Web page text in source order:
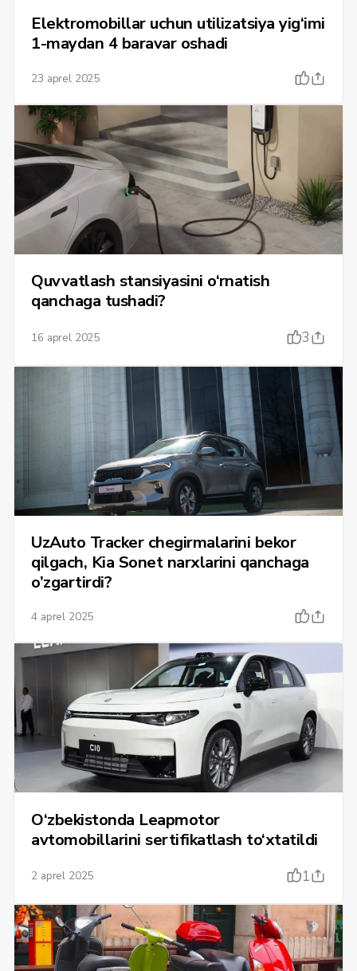
Elektromobillar uchun utilizatsiya yig‘imi
1-maydan 4 baravar oshadi
23 aprel 2025
Quvvatlash stansiyasini o‘rnatish
qanchaga tushadi?
16 aprel 2025 3
UzAuto Tracker chegirmalarini bekor
qilgach, Kia Sonet narxlarini qanchaga
o’zgartirdi?
4 aprel 2025
O‘zbekistonda Leapmotor
avtomobillarini sertifikatlash to‘xtatildi
2 aprel 2025 1